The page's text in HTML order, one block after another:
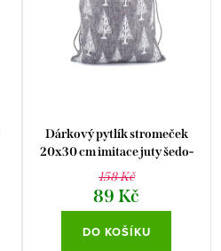
Dárkový pytlík stromeček
20x30 cm imitace juty šedo-
stříbrný
158 Kč
89 Kč
DO KOŠÍKU